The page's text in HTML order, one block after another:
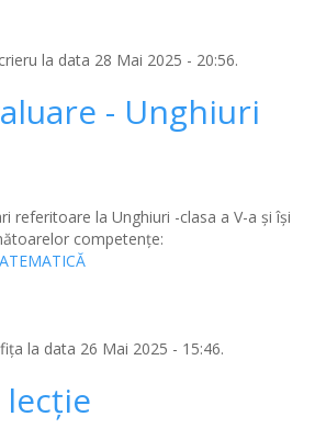
la data 28 Mai 2025 - 20:56.
- Unghiuri
referitoare la Unghiuri -clasa a V-a și își
competențe:
la data 26 Mai 2025 - 15:46.